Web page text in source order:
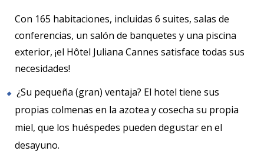
Con 165 habitaciones, incluidas 6 suites, salas de
conferencias, un salón de banquetes y una piscina
exterior, ¡el Hôtel Juliana Cannes satisface todas sus
necesidades!
¿Su pequeña (gran) ventaja? El hotel tiene sus
propias colmenas en la azotea y cosecha su propia
miel, que los huéspedes pueden degustar en el
desayuno.